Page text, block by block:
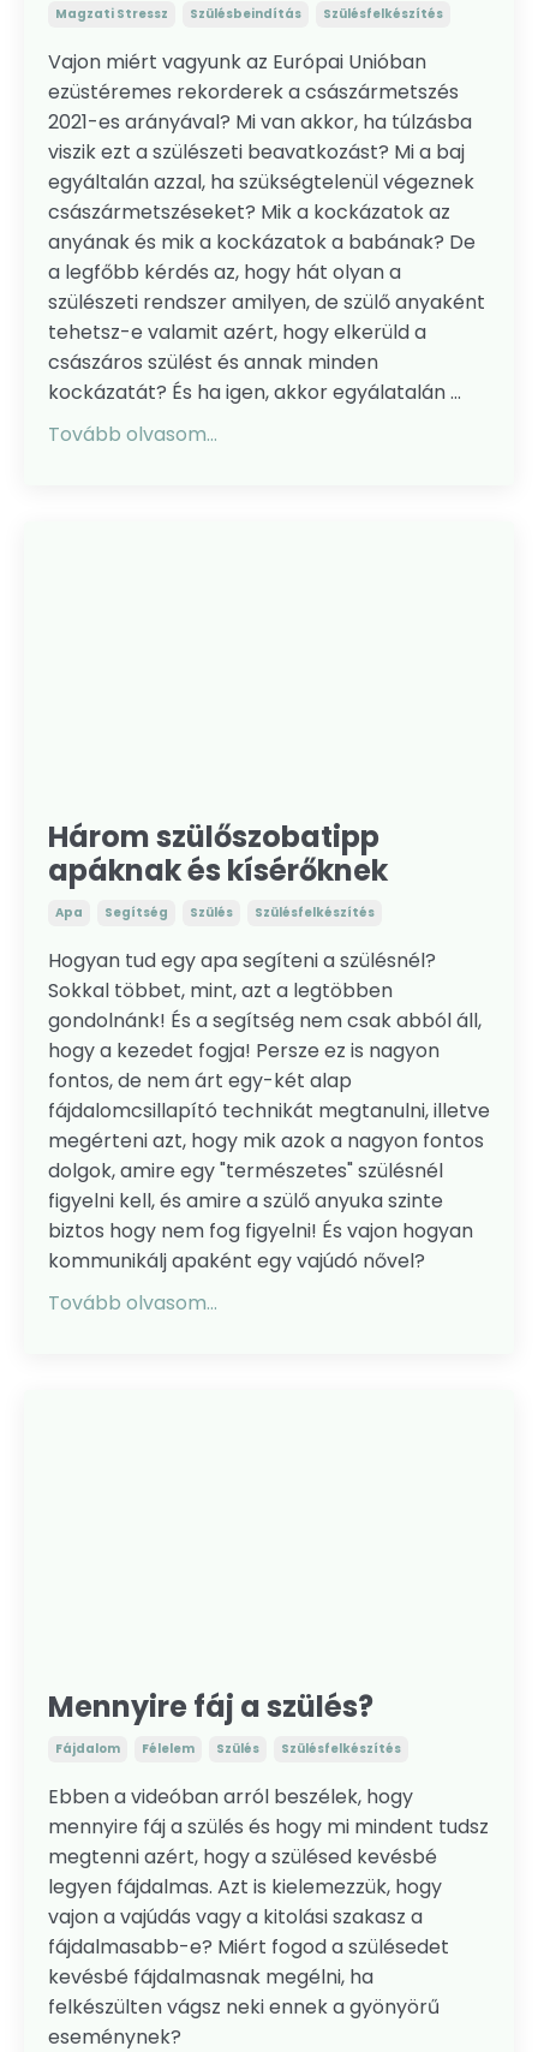
Magzati Stressz Szülésbeindítás Szülésfelkészítés
Vajon miért vagyunk az Európai Unióban
ezüstéremes rekorderek a császármetszés
2021-es arányával? Mi van akkor, ha túlzásba
viszik ezt a szülészeti beavatkozást? Mi a baj
egyáltalán azzal, ha szükségtelenül végeznek
császármetszéseket? Mik a kockázatok az
anyának és mik a kockázatok a babának? De
a legfőbb kérdés az, hogy hát olyan a
szülészeti rendszer amilyen, de szülő anyaként
tehetsz-e valamit azért, hogy elkerüld a
császáros szülést és annak minden
kockázatát? És ha igen, akkor egyálatalán ...
Tovább olvasom...
Három szülőszobatipp
apáknak és kísérőknek
Apa Segítség Szülés Szülésfelkészítés
Hogyan tud egy apa segíteni a szülésnél?
Sokkal többet, mint, azt a legtöbben
gondolnánk! És a segítség nem csak abból áll,
hogy a kezedet fogja! Persze ez is nagyon
fontos, de nem árt egy-két alap
fájdalomcsillapító technikát megtanulni, illetve
megérteni azt, hogy mik azok a nagyon fontos
dolgok, amire egy "természetes" szülésnél
figyelni kell, és amire a szülő anyuka szinte
biztos hogy nem fog figyelni! És vajon hogyan
kommunikálj apaként egy vajúdó nővel?
Tovább olvasom...
Mennyire fáj a szülés?
Fájdalom Félelem Szülés Szülésfelkészítés
Ebben a videóban arról beszélek, hogy
mennyire fáj a szülés és hogy mi mindent tudsz
megtenni azért, hogy a szülésed kevésbé
legyen fájdalmas. Azt is kielemezzük, hogy
vajon a vajúdás vagy a kitolási szakasz a
fájdalmasabb-e? Miért fogod a szülésedet
kevésbé fájdalmasnak megélni, ha
felkészülten vágsz neki ennek a gyönyörű
eseménynek?